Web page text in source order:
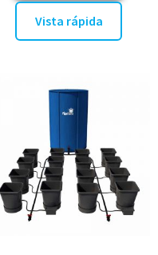
Vista rápida